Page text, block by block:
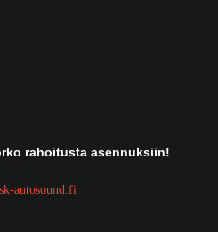
rahoitusta asennuksiin!
autosound.fi